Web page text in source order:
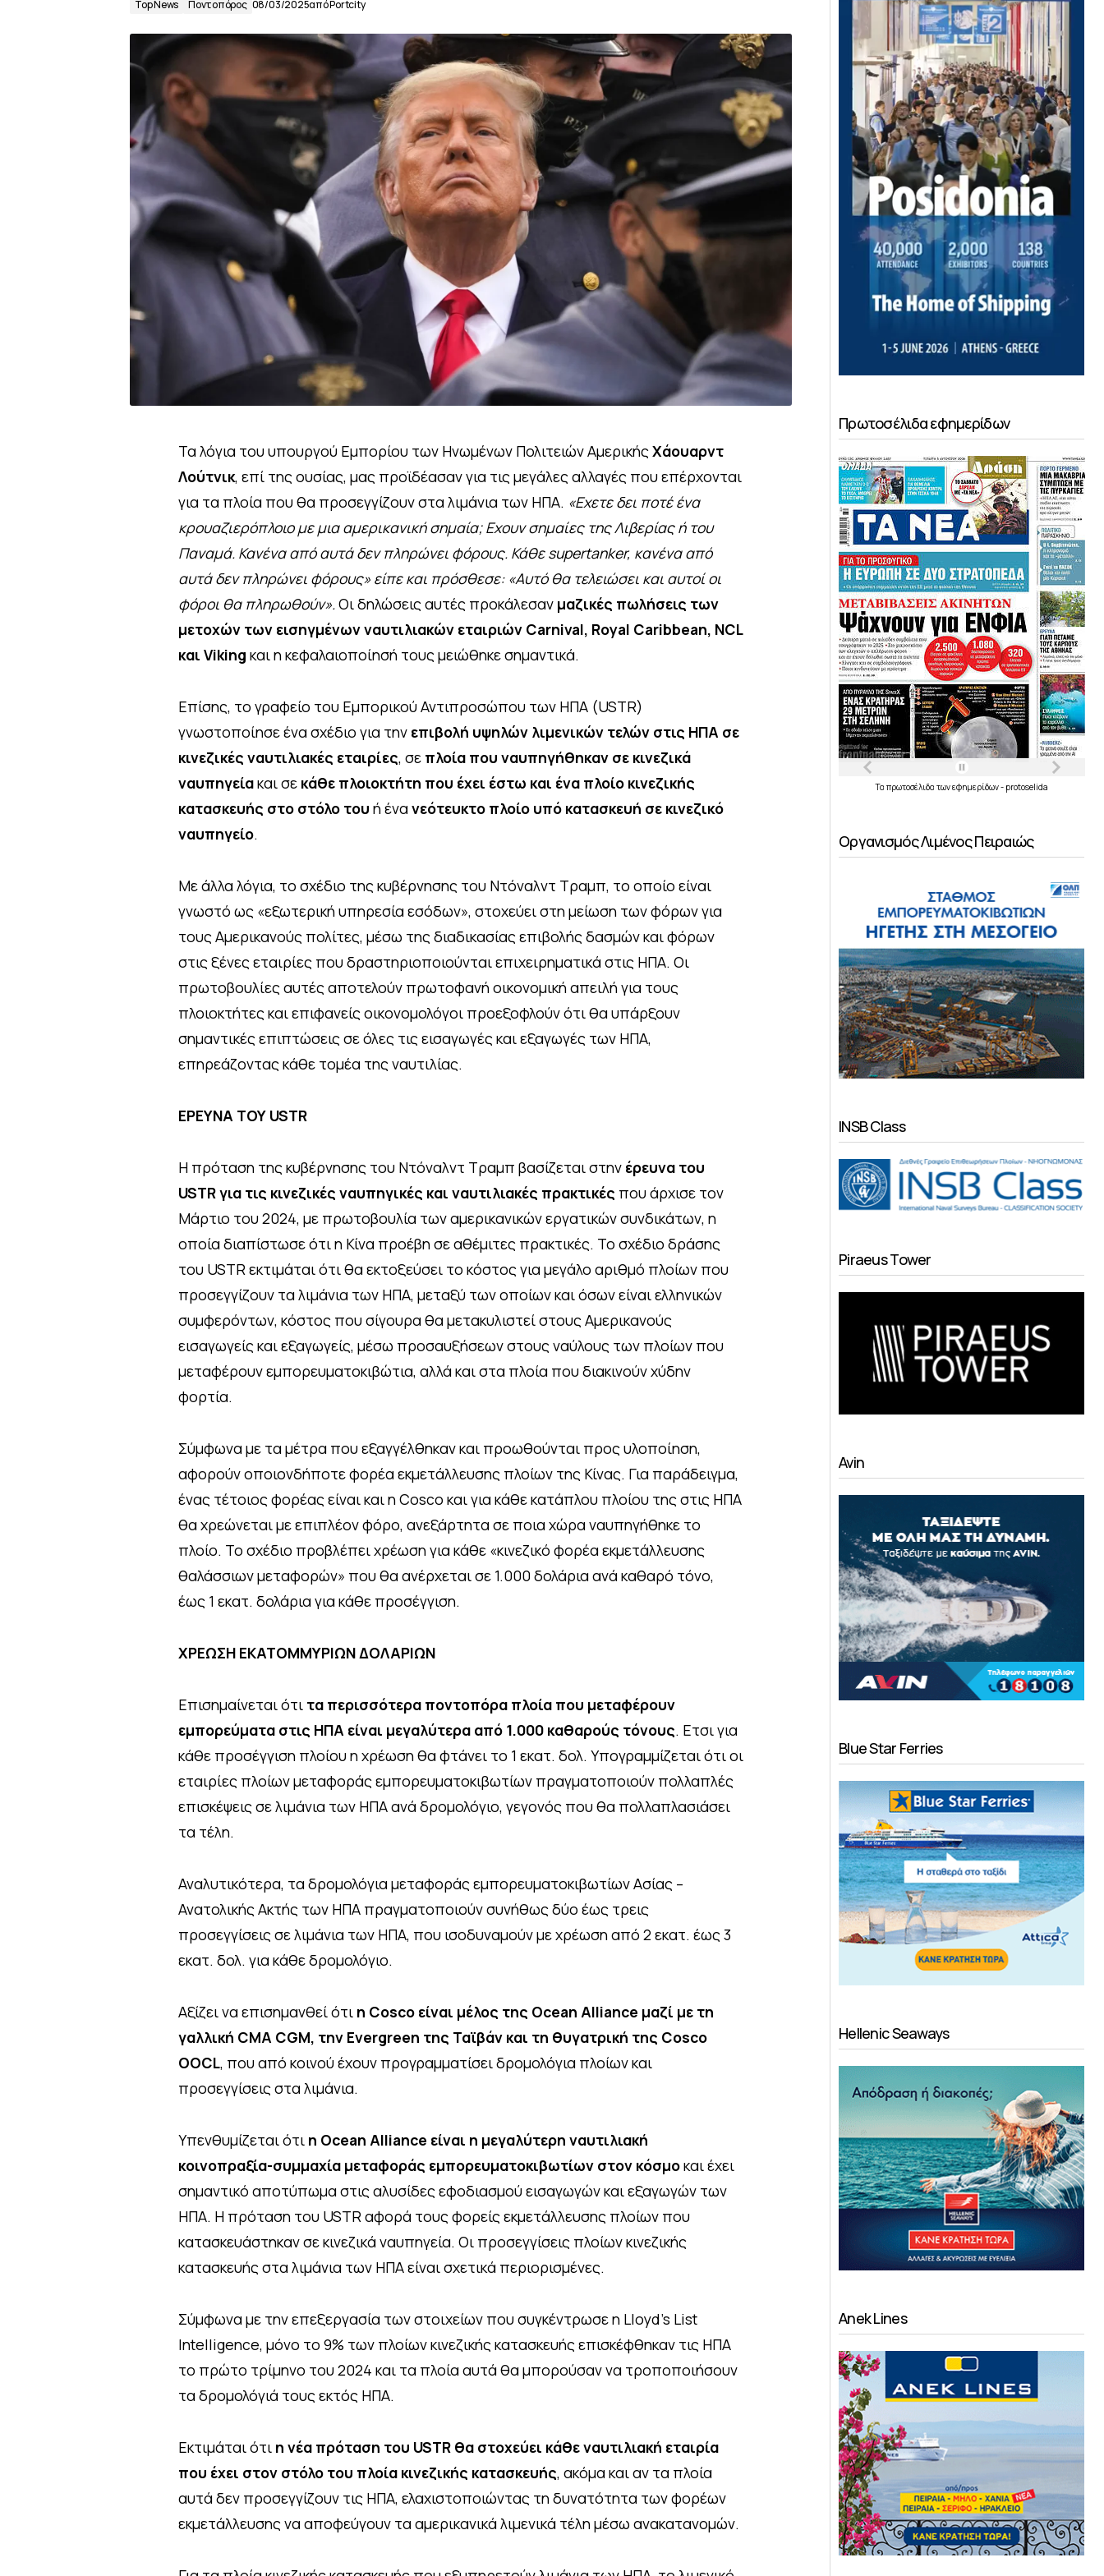
Top News Ποντοπόρος 08/03/2025απόPortcity
Τα λόγια του υπουργού Εμπορίου των Ηνωμένων Πολιτειών ΑμερικήςΧάουαρντ
Λούτνικ, επί της ουσίας, μας προϊδέασαν για τις μεγάλες αλλαγές που επέρχονται
για τα πλοία που θα προσεγγίζουν στα λιμάνια των ΗΠΑ. «Εχετε δει ποτέ ένα
κρουαζιερόπλοιο με μια αμερικανική σημαία; Εχουν σημαίες της Λιβερίας ή του
Παναμά. Κανένα από αυτά δεν πληρώνει φόρους. Κάθε supertanker, κανένα από
αυτά δεν πληρώνει φόρους» είπε και πρόσθεσε: «Αυτό θα τελειώσει και αυτοί οι
φόροι θα πληρωθούν».Οι δηλώσεις αυτές προκάλεσαν μαζικές πωλήσεις των
μετοχών των εισηγμένων ναυτιλιακών εταιριών Carnival, Royal Caribbean, NCL
και Viking και η κεφαλαιοποίησή τους μειώθηκε σημαντικά.
Επίσης, το γραφείο του Εμπορικού Αντιπροσώπου των ΗΠΑ (USTR)
γνωστοποίησε ένα σχέδιο για την επιβολή υψηλών λιμενικών τελών στις ΗΠΑ σε
κινεζικές ναυτιλιακές εταιρίες, σε πλοία που ναυπηγήθηκαν σε κινεζικά
ναυπηγείακαι σε κάθε πλοιοκτήτη που έχει έστω και ένα πλοίο κινεζικής
κατασκευής στο στόλο του ή ένανεότευκτο πλοίο υπό κατασκευή σε κινεζικό
ναυπηγείο.
Με άλλα λόγια, το σχέδιο της κυβέρνησης του Ντόναλντ Τραμπ, το οποίο είναι
γνωστό ως «εξωτερική υπηρεσία εσόδων», στοχεύει στη μείωση των φόρων για
τους Αμερικανούς πολίτες, μέσω της διαδικασίας επιβολής δασμών και φόρων
στις ξένες εταιρίες που δραστηριοποιούνται επιχειρηματικά στις ΗΠΑ. Οι
πρωτοβουλίες αυτές αποτελούν πρωτοφανή οικονομική απειλή για τους
πλοιοκτήτες και επιφανείς οικονομολόγοι προεξοφλούν ότι θα υπάρξουν
σημαντικές επιπτώσεις σε όλες τις εισαγωγές και εξαγωγές των ΗΠΑ,
επηρεάζοντας κάθε τομέα της ναυτιλίας.
ΕΡΕΥΝΑ ΤΟΥ USTR
Η πρόταση της κυβέρνησης του Ντόναλντ Τραμπ βασίζεται στην έρευνα του
USTR για τις κινεζικές ναυπηγικές και ναυτιλιακές πρακτικές που άρχισε τον
Μάρτιο του 2024, με πρωτοβουλία των αμερικανικών εργατικών συνδικάτων, η
οποία διαπίστωσε ότι η Κίνα προέβη σε αθέμιτες πρακτικές. Το σχέδιο δράσης
του USTR εκτιμάται ότι θα εκτοξεύσει το κόστος για μεγάλο αριθμό πλοίων που
προσεγγίζουν τα λιμάνια των ΗΠΑ, μεταξύ των οποίων και όσων είναι ελληνικών
συμφερόντων, κόστος που σίγουρα θα μετακυλιστεί στους Αμερικανούς
εισαγωγείς και εξαγωγείς, μέσω προσαυξήσεων στους ναύλους των πλοίων που
μεταφέρουν εμπορευματοκιβώτια, αλλά και στα πλοία που διακινούν χύδην
φορτία.
Σύμφωνα με τα μέτρα που εξαγγέλθηκαν και προωθούνται προς υλοποίηση,
αφορούν οποιονδήποτε φορέα εκμετάλλευσης πλοίων της Κίνας. Για παράδειγμα,
ένας τέτοιος φορέας είναι και η Cosco και για κάθε κατάπλου πλοίου της στις ΗΠΑ
θα χρεώνεται με επιπλέον φόρο, ανεξάρτητα σε ποια χώρα ναυπηγήθηκε το
πλοίο. Το σχέδιο προβλέπει χρέωση για κάθε «κινεζικό φορέα εκμετάλλευσης
θαλάσσιων μεταφορών» που θα ανέρχεται σε 1.000 δολάρια ανά καθαρό τόνο,
έως 1 εκατ. δολάρια για κάθε προσέγγιση.
ΧΡΕΩΣΗ ΕΚΑΤΟΜΜΥΡΙΩΝ ΔΟΛΑΡΙΩΝ
Επισημαίνεται ότι τα περισσότερα ποντοπόρα πλοία που μεταφέρουν
εμπορεύματα στις ΗΠΑ είναι μεγαλύτερα από 1.000 καθαρούς τόνους. Ετσι για
κάθε προσέγγιση πλοίου η χρέωση θα φτάνει το 1 εκατ. δολ. Υπογραμμίζεται ότι οι
εταιρίες πλοίων μεταφοράς εμπορευματοκιβωτίων πραγματοποιούν πολλαπλές
επισκέψεις σε λιμάνια των ΗΠΑ ανά δρομολόγιο, γεγονός που θα πολλαπλασιάσει
τα τέλη.
Αναλυτικότερα, τα δρομολόγια μεταφοράς εμπορευματοκιβωτίων Ασίας –
Ανατολικής Ακτής των ΗΠΑ πραγματοποιούν συνήθως δύο έως τρεις
προσεγγίσεις σε λιμάνια των ΗΠΑ, που ισοδυναμούν με χρέωση από 2 εκατ. έως 3
εκατ. δολ. για κάθε δρομολόγιο.
Αξίζει να επισημανθεί ότι η Cosco είναι μέλος της Ocean Alliance μαζί με τη
γαλλική CMA CGM, την Evergreen της Ταϊβάν και τη θυγατρική της Cosco
OOCL, που από κοινού έχουν προγραμματίσει δρομολόγια πλοίων και
προσεγγίσεις στα λιμάνια.
Υπενθυμίζεται ότι η Ocean Alliance είναι η μεγαλύτερη ναυτιλιακή
κοινοπραξία-συμμαχία μεταφοράς εμπορευματοκιβωτίων στον κόσμοκαι έχει
σημαντικό αποτύπωμα στις αλυσίδες εφοδιασμού εισαγωγών και εξαγωγών των
ΗΠΑ. Η πρόταση του USTR αφορά τους φορείς εκμετάλλευσης πλοίων που
κατασκευάστηκαν σε κινεζικά ναυπηγεία. Οι προσεγγίσεις πλοίων κινεζικής
κατασκευής στα λιμάνια των ΗΠΑ είναι σχετικά περιορισμένες.
Σύμφωνα με την επεξεργασία των στοιχείων που συγκέντρωσε η Lloyd’s List
Intelligence, μόνο το 9% των πλοίων κινεζικής κατασκευής επισκέφθηκαν τις ΗΠΑ
το πρώτο τρίμηνο του 2024 και τα πλοία αυτά θα μπορούσαν να τροποποιήσουν
τα δρομολόγιά τους εκτός ΗΠΑ.
Εκτιμάται ότι η νέα πρόταση του USTR θα στοχεύει κάθε ναυτιλιακή εταιρία
που έχει στον στόλο του πλοία κινεζικής κατασκευής, ακόμα και αν τα πλοία
αυτά δεν προσεγγίζουν τις ΗΠΑ, ελαχιστοποιώντας τη δυνατότητα των φορέων
εκμετάλλευσης να αποφεύγουν τα αμερικανικά λιμενικά τέλη μέσω ανακατανομών.
Πρωτοσέλιδα εφημερίδων
Τα πρωτοσέλιδα τωνεφημερίδων- protoselida
Οργανισμός Λιμένος Πειραιώς
INSB Class
Piraeus Tower
Avin
Blue Star Ferries
Hellenic Seaways
Anek Lines